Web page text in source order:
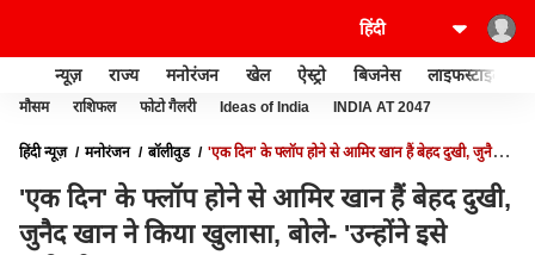
न्यूज़ राज्य मनोरंजन खेल ऐस्ट्रो बिजनेस लाइफस्टाइल
मौसम राशिफल फोटो गैलरी Ideas of India INDIA AT 2047
हिंदी न्यूज़ मनोरंजन बॉलीवुड
'एक दिन' के फ्लॉप होने से आमिर खान हैं बेहद दुखी, जुनैद
'एक दिन' के फ्लॉप होने से आमिर खान हैं बेहद दुखी,
जुनैद खान ने किया खुलासा, बोले- 'उन्होंने इसे